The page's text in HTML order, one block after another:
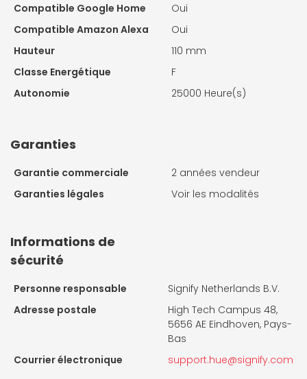
Compatible Google Home
Oui
Compatible Amazon Alexa
Oui
Hauteur
110 mm
Classe Energétique
F
Autonomie
25000 Heure(s)
Garanties
Garantie commerciale
2 années vendeur
Garanties légales
Voir les modalités
Informations de
sécurité
Personne responsable
Signify Netherlands B.V.
Adresse postale
High Tech Campus 48,
5656 AE Eindhoven, Pays-
Bas
Courrier électronique
support.hue@signify.com